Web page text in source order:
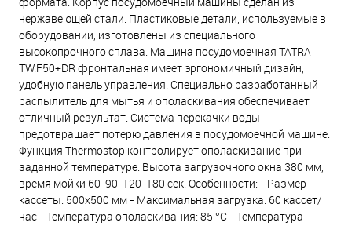
нержавеющей стали. Пластиковые детали, используемые в
оборудовании, изготовлены из специального
высокопрочного сплава. Машина посудомоечная TATRA
TW.F50+DR фронтальная имеет эргономичный дизайн,
удобную панель управления. Специально разработанный
распылитель для мытья и ополаскивания обеспечивает
отличный результат. Система перекачки воды
предотвращает потерю давления в посудомоечной машине.
Функция Thermostop контролирует ополаскивание при
заданной температуре. Высота загрузочного окна 380 мм,
время мойки 60-90-120-180 сек. Особенности: - Размер
кассеты: 500х500 мм - Максимальная загрузка: 60 кассет/
час - Температура ополаскивания: 85 °С - Температура